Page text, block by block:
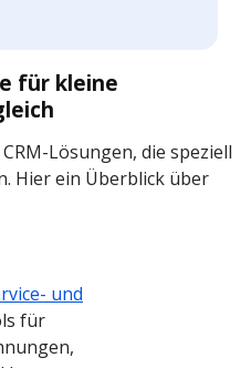
für kleine
Lösungen, die speziell
Hier ein Überblick über
und
für